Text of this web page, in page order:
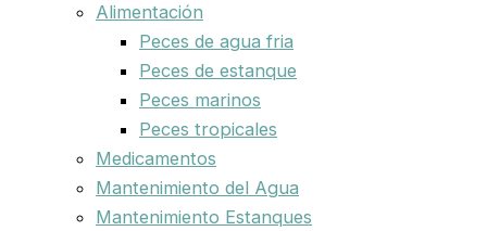
Alimentación
Peces de agua fria
Peces de estanque
Peces marinos
Peces tropicales
Medicamentos
Mantenimiento del Agua
Mantenimiento Estanques